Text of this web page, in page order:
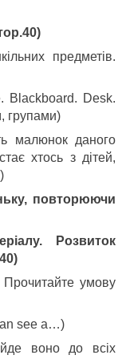
40)
предметів.
Blackboard. Desk.
групами)
малюнок даного
хтось з дітей,
повторюючи
Розвиток
умову
see a…)
воно до всіх